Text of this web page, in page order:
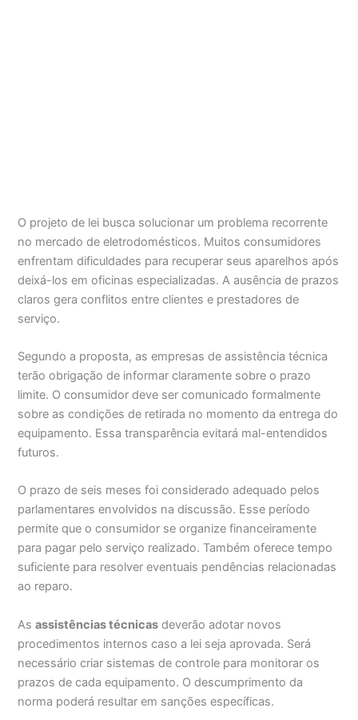
O projeto de lei busca solucionar um problema recorrente
no mercado de eletrodomésticos. Muitos consumidores
enfrentam dificuldades para recuperar seus aparelhos após
deixá-los em oficinas especializadas. A ausência de prazos
claros gera conflitos entre clientes e prestadores de
serviço.
Segundo a proposta, as empresas de assistência técnica
terão obrigação de informar claramente sobre o prazo
limite. O consumidor deve ser comunicado formalmente
sobre as condições de retirada no momento da entrega do
equipamento. Essa transparência evitará mal-entendidos
futuros.
O prazo de seis meses foi considerado adequado pelos
parlamentares envolvidos na discussão. Esse período
permite que o consumidor se organize financeiramente
para pagar pelo serviço realizado. Também oferece tempo
suficiente para resolver eventuais pendências relacionadas
ao reparo.
Asassistências técnicas deverão adotar novos
procedimentos internos caso a lei seja aprovada. Será
necessário criar sistemas de controle para monitorar os
prazos de cada equipamento. O descumprimento da
norma poderá resultar em sanções específicas.